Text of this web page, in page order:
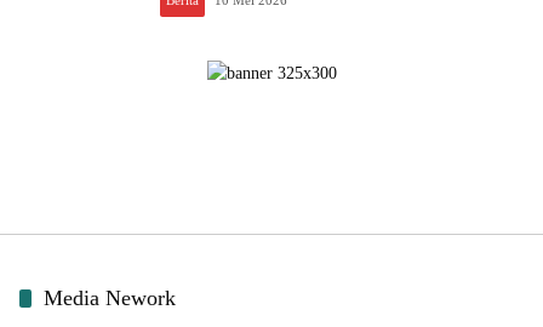
Media Nework